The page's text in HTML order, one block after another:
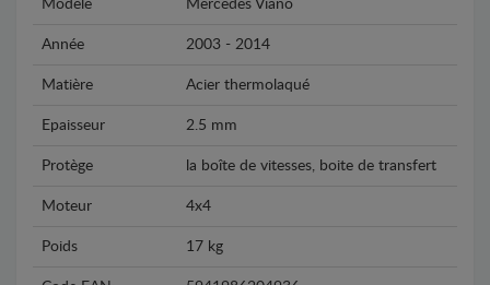
Modèle Mercedes Viano
Année 2003 - 2014
Matière Acier thermolaqué
Epaisseur 2.5 mm
Protège la boîte de vitesses, boite de transfert
Moteur 4x4
Poids 17 kg